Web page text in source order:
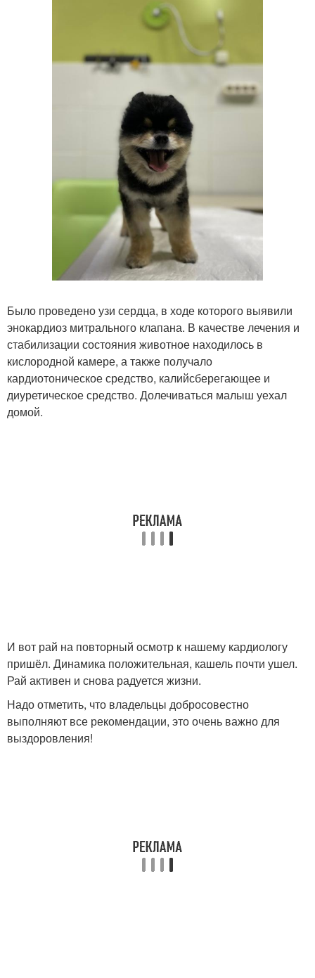
Было проведено узи сердца, в ходе которого выявили
энокардиоз митрального клапана. В качестве лечения и
стабилизации состояния животное находилось в
кислородной камере, а также получало
кардиотоническое средство, калийсберегающее и
диуретическое средство. Долечиваться малыш уехал
домой.
И вот рай на повторный осмотр к нашему кардиологу
пришёл. Динамика положительная, кашель почти ушел.
Рай активен и снова радуется жизни.
Надо отметить, что владельцы добросовестно
выполняют все рекомендации, это очень важно для
выздоровления!